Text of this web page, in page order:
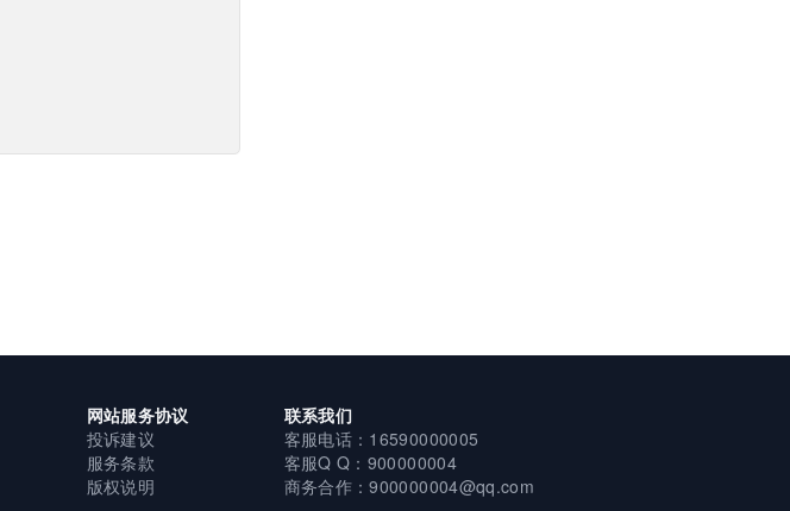
网站服务协议
投诉建议
服务条款
版权说明
联系我们
客服电话：16590000005
客服Q Q：900000004
商务合作：900000004@qq.com